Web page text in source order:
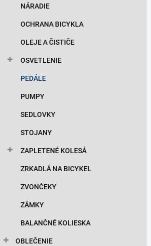
NÁRADIE
OCHRANA BICYKLA
OLEJE A ČISTIČE
OSVETLENIE
PEDÁLE
PUMPY
SEDLOVKY
STOJANY
ZAPLETENÉ KOLESÁ
ZRKADLÁ NA BICYKEL
ZVONČEKY
ZÁMKY
BALANČNÉ KOLIESKA
OBLEČENIE